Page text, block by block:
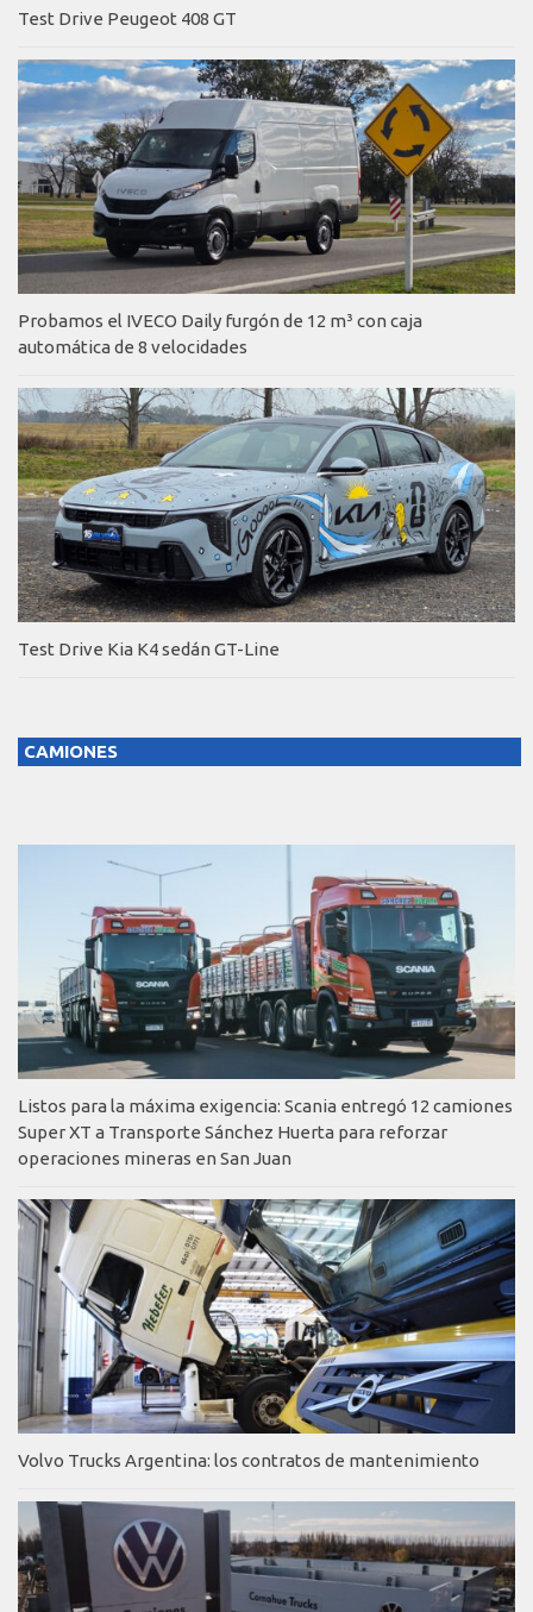
Test Drive Peugeot 408 GT
Probamos el IVECO Daily furgón de 12 m³ con caja
automática de 8 velocidades
Test Drive Kia K4 sedán GT-Line
CAMIONES
Listos para la máxima exigencia: Scania entregó 12 camiones
Super XT a Transporte Sánchez Huerta para reforzar
operaciones mineras en San Juan
Volvo Trucks Argentina: los contratos de mantenimiento